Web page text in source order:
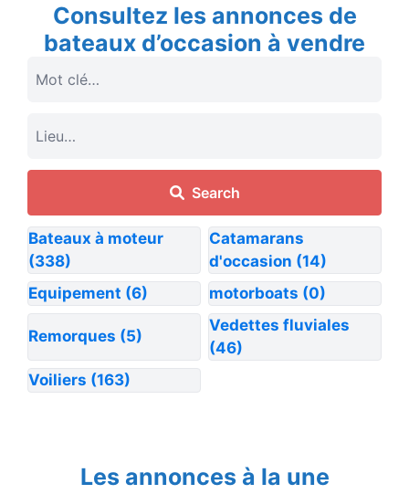
Consultez les annonces de
bateaux d’occasion à vendre
Search
Bateaux à moteur
(338)
Catamarans
d'occasion (14)
Equipement (6) motorboats (0)
Remorques (5)
Vedettes fluviales
(46)
Voiliers (163)
Les annonces à la une